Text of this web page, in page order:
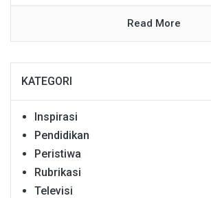
Read More
KATEGORI
Inspirasi
Pendidikan
Peristiwa
Rubrikasi
Televisi